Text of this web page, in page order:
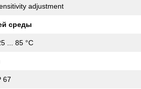
adjustment
среды
... 85 °C
67